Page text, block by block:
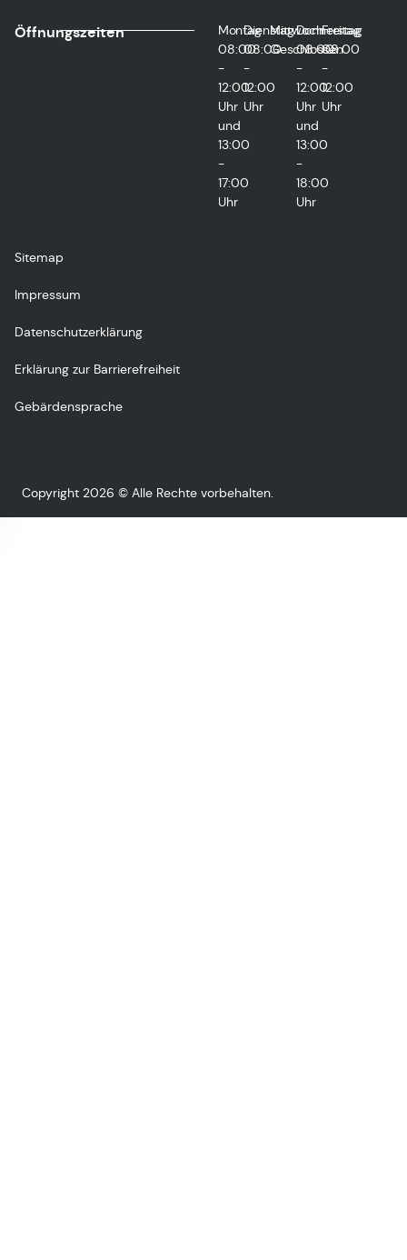
Öffnungszeiten
Montag
08:00
-
12:00
Uhr
und
13:00
-
17:00
Uhr
Dienstag
08:00
-
12:00
Uhr
Mittwoch
Geschlossen
Donnerstag
08:00
-
12:00
Uhr
und
13:00
-
18:00
Uhr
Freitag
08:00
-
12:00
Uhr
Sitemap
Impressum
Datenschutzerklärung
Erklärung zur Barrierefreiheit
Gebärdensprache
Copyright 2026 © Alle Rechte vorbehalten.